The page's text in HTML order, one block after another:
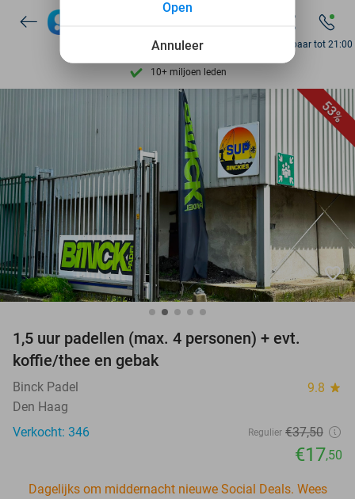
7 dagen per week beschikbaar
10+ miljoen leden
9,4 op basis van
Ontdek 15.000+ deals
7 dagen per week beschikbaar
10+ miljoen leden
Bereikbaar tot 21:00
53%
favorite_border
1,5 uur padellen (max. 4 personen) + evt.
koffie/thee en gebak
Binck Padel 9.8 star
Den Haag
Verkocht: 346
Regulier €37,50
€17,50
Dagelijks om middernacht nieuwe Social Deals. Wees
Annuleer
Open